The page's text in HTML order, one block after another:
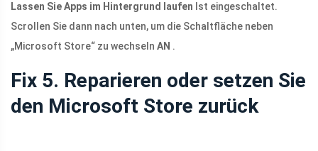
Lassen Sie Apps im Hintergrund laufen Ist eingeschaltet.
Scrollen Sie dann nach unten, um die Schaltfläche neben
„Microsoft Store“ zu wechseln AN .
Fix 5. Reparieren oder setzen Sie
den Microsoft Store zurück